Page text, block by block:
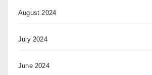
August 2024
July 2024
June 2024